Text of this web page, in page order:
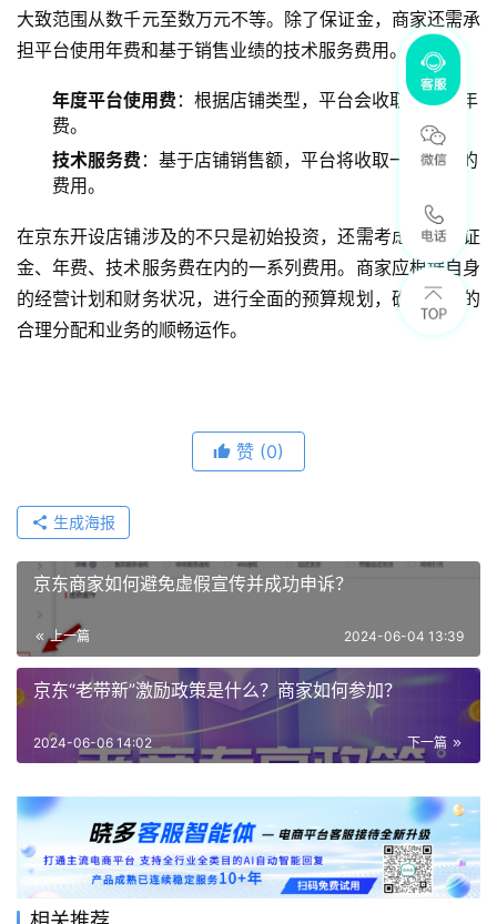
大致范围从数千元至数万元不等。除了保证金，商家还需承
担平台使用年费和基于销售业绩的技术服务费用。
年度平台使用费 ：根据店铺类型，平台会收取相应的年
费。
技术服务费 ：基于店铺销售额，平台将收取一定比例的
费用。
在京东开设店铺涉及的不只是初始投资，还需考虑包括保证
金、年费、技术服务费在内的一系列费用。商家应根据自身
的经营计划和财务状况，进行全面的预算规划，确保资金的
合理分配和业务的顺畅运作。
赞 (0)
生成海报
京东商家如何避免虚假宣传并成功申诉？
上一篇 2024-06-04 13:39
京东“老带新”激励政策是什么？商家如何参加？
下一篇
2024-06-06 14:02